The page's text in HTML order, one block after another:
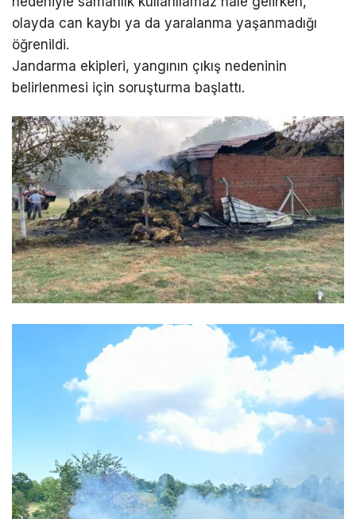
olayda can kaybı ya da yaralanma yaşanmadığı
öğrenildi.
Jandarma ekipleri, yangının çıkış nedeninin
belirlenmesi için soruşturma başlattı.